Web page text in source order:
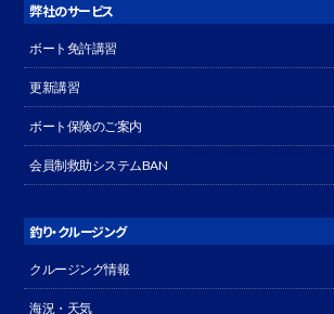
弊社のサービス
ボート免許講習
更新講習
ボート保険のご案内
会員制救助システムBAN
釣り・クルージング
クルージング情報
海況・天気